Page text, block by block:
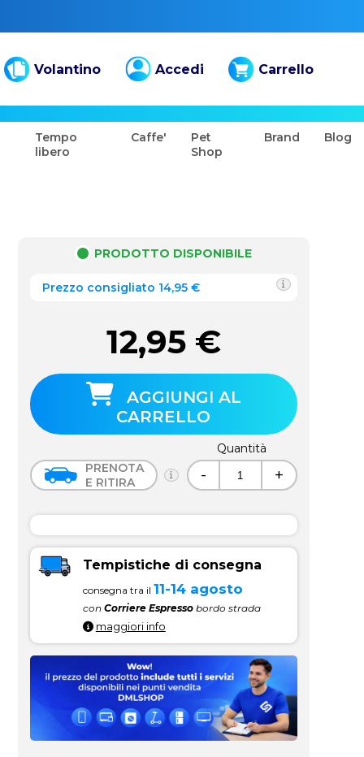
Volantino Accedi Carrello
Tempo
libero
Caffe'
Pet
Shop
Brand Blog
PRODOTTO DISPONIBILE
Prezzo consigliato 14,95 €
12,95 €
AGGIUNGI AL
CARRELLO
PRENOTA
E RITIRA
Quantità
- +
Tempistiche di consegna
consegna tra il 11-14 agosto
con Corriere Espressobordo strada
maggiori info